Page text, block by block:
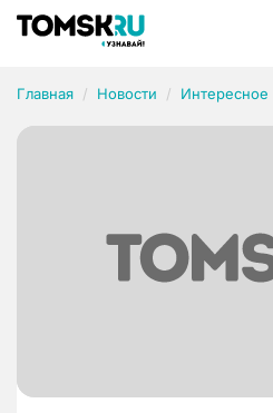
Главная Новости Интересное